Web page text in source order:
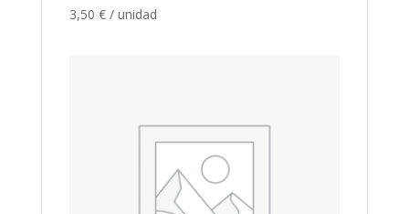
3,50 € / unidad